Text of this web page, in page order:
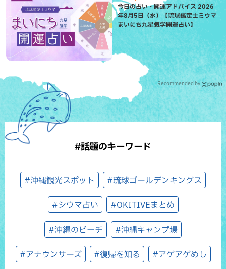
今日の占い・開運アドバイス 2026
年8月5日（水）【琉球鑑定士ミウマ
まいにち九星気学開運占い】
Recommended by
#話題のキーワード
#沖縄観光スポット #琉球ゴールデンキングス
#シウマ占い #OKITIVEまとめ
#沖縄のビーチ #沖縄キャンプ場
#アナウンサーズ #復帰を知る #アゲアゲめし